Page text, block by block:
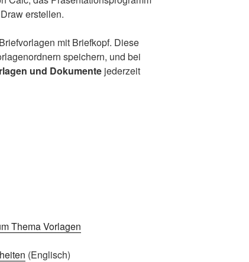
erstellen.
mit Brief­kopf. Die­se
spei­chern, und bei
und Doku­men­te jeder­zeit
The­ma Vorlagen
(Eng­lisch)